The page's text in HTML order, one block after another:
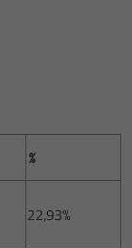
%
22,93%